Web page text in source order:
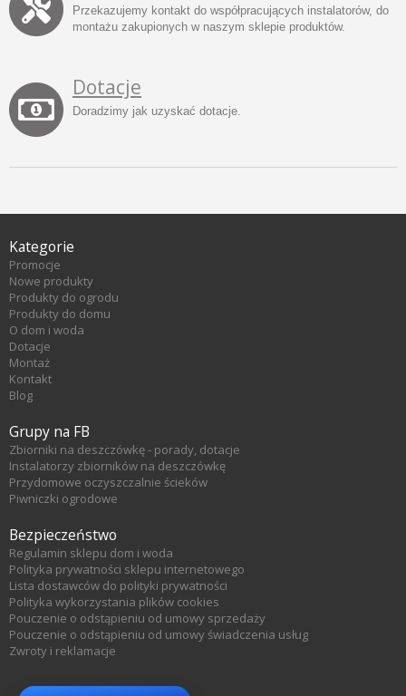
Przekazujemy kontakt do współpracujących instalatorów, do
montażu zakupionych w naszym sklepie produktów.
Dotacje
Doradzimy jak uzyskać dotacje.
Kategorie
Promocje
Nowe produkty
Produkty do ogrodu
Produkty do domu
O dom i woda
Dotacje
Montaż
Kontakt
Blog
Grupy na FB
Zbiorniki na deszczówkę - porady, dotacje
Instalatorzy zbiorników na deszczówkę
Przydomowe oczyszczalnie ścieków
Piwniczki ogrodowe
Bezpieczeństwo
Regulamin sklepu dom i woda
Polityka prywatności sklepu internetowego
Lista dostawców do polityki prywatności
Polityka wykorzystania plików cookies
Pouczenie o odstąpieniu od umowy sprzedaży
Pouczenie o odstąpieniu od umowy świadczenia usług
Zwroty i reklamacje